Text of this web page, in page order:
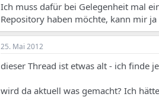
Ich muss dafür bei Gelegenheit mal
Repository haben möchte, kann mir
25. Mai 2012
dieser Thread ist etwas alt - ich finde
wird da aktuell was gemacht? Ich